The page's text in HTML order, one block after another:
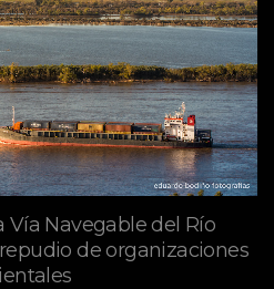
Vía Navegable del Río
de organizaciones